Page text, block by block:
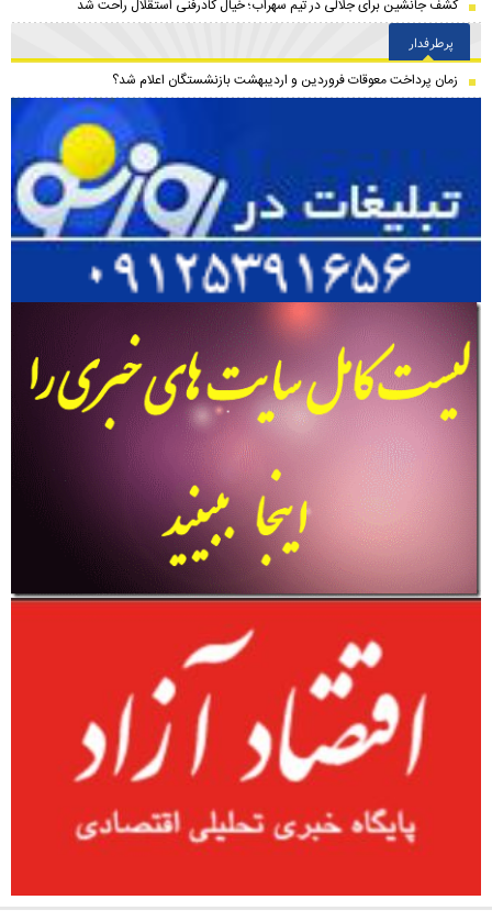
کشف جانشین برای جلالی در تیم سهراب؛ خیال کادرفنی استقلال راحت شد
پرطرفدار
زمان پرداخت معوقات فروردین و اردیبهشت بازنشستگان اعلام شد؟